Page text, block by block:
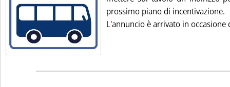
prossimo piano di incentivazione.
L'annuncio è arrivato in occasione